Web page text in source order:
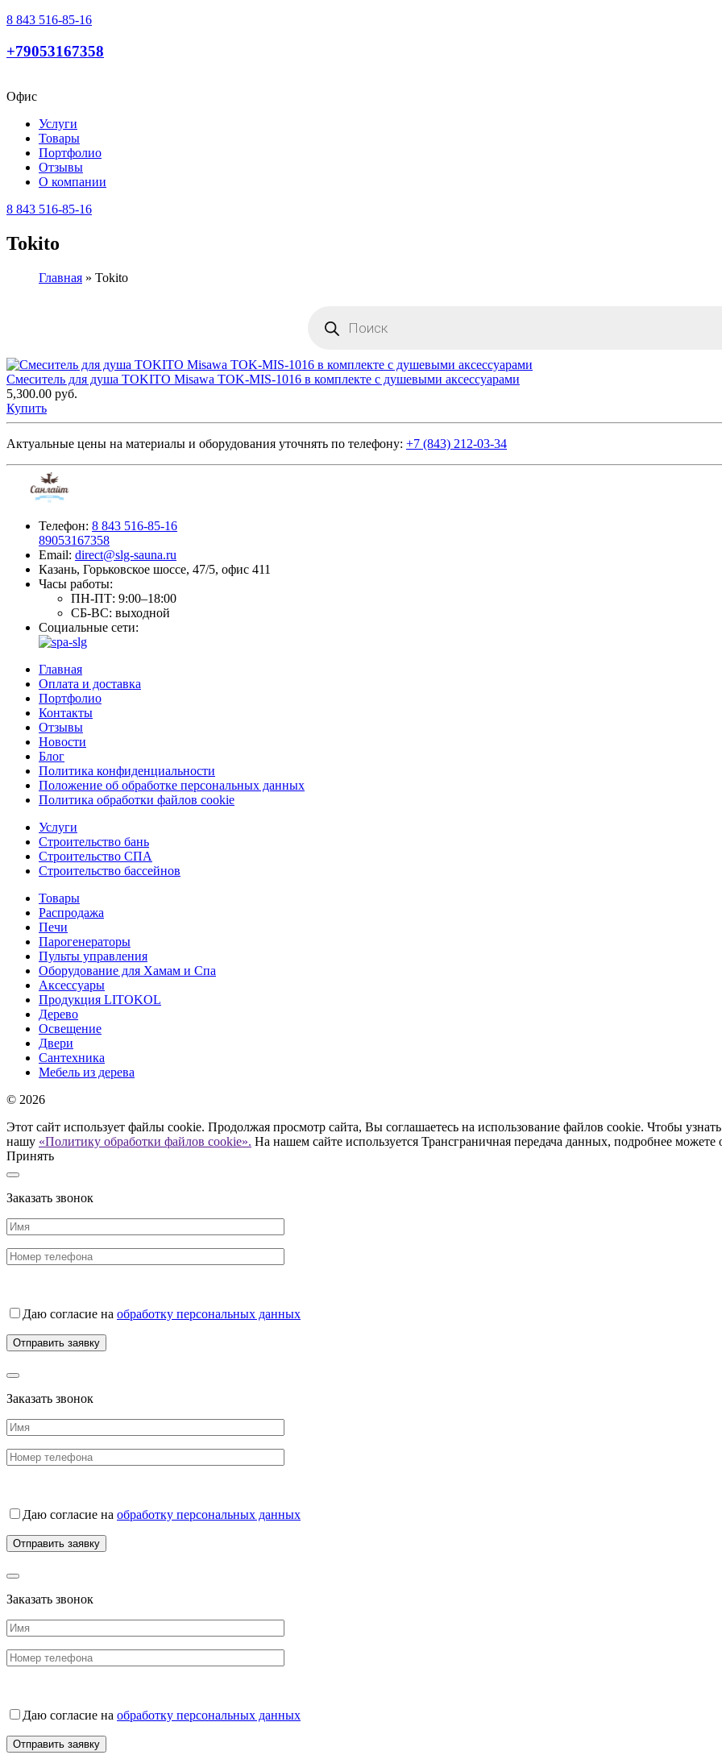
8 843 516-85-16
+79053167358
Офис
Услуги
Товары
Портфолио
Отзывы
О компании
8 843 516-85-16
Tokito
Главная » Tokito
товаров
Смеситель для душа TOKITO Misawa TOK-MIS-1016 в комплекте с душевыми аксессуарами
5,300.00 руб.
Купить
Актуальные цены на материалы и оборудования уточнять по телефону: +7 (843) 212-03-34
Телефон: 8 843 516-85-16
89053167358
Email: direct@slg-sauna.ru
Казань, Горьковское шоссе, 47/5, офис 411
Часы работы:
ПН-ПТ: 9:00–18:00
СБ-ВС: выходной
Социальные сети:
Главная
Оплата и доставка
Портфолио
Контакты
Отзывы
Новости
Блог
Политика конфиденциальности
Положение об обработке персональных данных
Политика обработки файлов cookie
Услуги
Строительство бань
Строительство СПА
Строительство бассейнов
Товары
Распродажа
Печи
Парогенераторы
Пульты управления
Оборудование для Хамам и Спа
Аксессуары
Продукция LITOKOL
Дерево
Освещение
Двери
Сантехника
Мебель из дерева
© 2026
Этот сайт использует файлы cookie. Продолжая просмотр сайта, Вы соглашаетесь на использование файлов cookie. Чтобы
нашу «Политику обработки файлов cookie». На нашем сайте используется Трансграничная передача данных, подробнее можете
Принять
Заказать звонок
Даю согласие на обработку персональных данных
Заказать звонок
Даю согласие на обработку персональных данных
Заказать звонок
Даю согласие на обработку персональных данных